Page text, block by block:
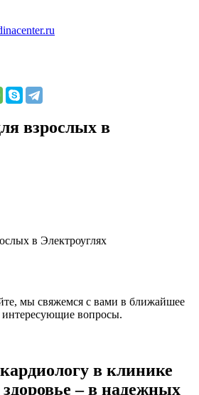
взрослых в
в Электроуглях
мы свяжемся с вами в ближайшее
интересующие вопросы.
в клинике
– в надежных